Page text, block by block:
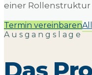
einer
Termin vereinbaren
Ausgangslage